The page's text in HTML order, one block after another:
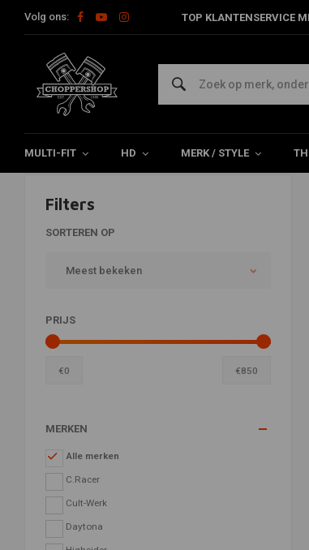
Volg ons: TOP KLANTENSERVICE
MULTI-FIT HD MERK / STYLE
Koplampen
Home Multi-fit Verlichting Koplampen
Filters
SORTEREN OP
Meest bekeken
PRIJS
€0 €850
MERKEN
Alle merken
C.Racer
Cult-Werk
Daytona